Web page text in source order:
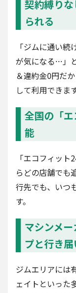
契約縛り
られる
「ジムに通い
が気になる…」
＆違約金0円だ
して利用できます
全国の「
能
「エコフィッ
らどの店舗でも
行先でも、いつ
す。
マシンメ
プと行き
ジムエリアには
ェイトといった